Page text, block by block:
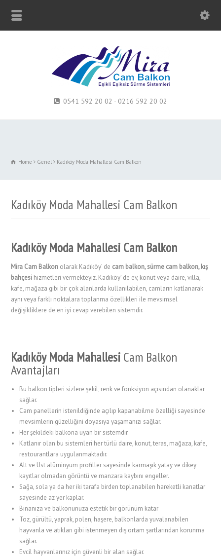
0541 592 20 02 - 0216 592 20 02
Home Genel Kadıköy Moda Mahallesi Cam Balkon
Kadıköy Moda Mahallesi Cam Balkon
Kadıköy Moda Mahallesi Cam Balkon
Mira Cam Balkon olarak Kadıköy’ de cam balkon, sürme cam balkon, kış
bahçesi hizmetleri vermekteyiz. Kadıköy’ de ev, konut veya daire, villa,
kafe, mağaza gibi bir çok alanlarda kullanılabilen, camların katlanarak
aynı veya farklı noktalara toplanma özellikleri ile mevsimsel
değişikliklere de en iyi cevap verebilen sistemdir.
Kadıköy Moda Mahallesi Cam Balkon
Avantajları
Bu balkon tipleri sizlere şekil, renk ve fonksiyon açısından olanaklar
sağlar.
Cam panellerin istenildiğinde açılıp kapanabilme özelliği sayesinde
mevsimlerin güzelliğini doyasıya yaşamanızı sağlar.
Her şekildeki balkona uyan bir sistemdir.
Katlanır olan bu sistemleri her türlü daire, konut, teras, mağaza, kafe,
restourantlara uygulanmaktadır.
Alt ve Üst alüminyum profiller sayesinde karmaşık yatay ve dikey
kayıtlar olmadan görüntü ve manzara kaybını engeller.
Sağa, sola ya da her iki tarafa birden toplanabilen hareketli kanatlar
sayesinde az yer kaplar.
Binanıza ve balkonunuza estetik bir görünüm katar
Toz, gürültü, yaprak, polen, haşere, balkonlarda yuvalanabilen
hayvanla ve atıkları gibi istenmeyen dış ortam şartlarından korunma
sağlar.
Evcil hayvanlarınız için güvenli bir alan sağlar.